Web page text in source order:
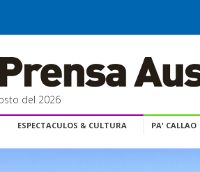
del 2026
ESPECTACULOS & CULTURA PA' CALLAO